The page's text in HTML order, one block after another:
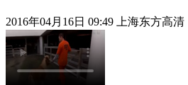
2016年04月16日 09:49 上海东方高清